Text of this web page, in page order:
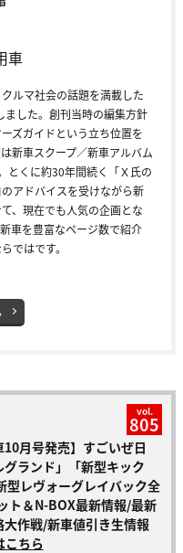
車
ルマ社会の話題を満載した
した。創刊当時の編集方針
ズガイドという立ち位置を
新車スクープ／新車アルバム
とくに約30年間続く「Ｘ氏の
アドバイスを受けながら新
、現在でも人気の企画とな
車を豊富なページ数で紹介
ではです。
vol.
805
10月号発売】すごいぜ日
ランド」「新型キック
型レヴォーグレイバック全
ト＆N-BOX最新情報/最新
作戦/新車値引き生情報
ちら